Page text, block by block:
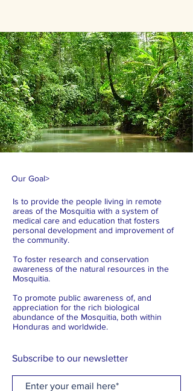
Our Goal>
Is to provide the people living in remote
areas of the Mosquitia with a system of
medical care and education that fosters
personal development and improvement of
the community.
To foster research and conservation
awareness of the natural resources in the
Mosquitia.
To promote public awareness of, and
appreciation for the rich biological
abundance of the Mosquitia, both within
Honduras and worldwide.
Subscribe to our newsletter